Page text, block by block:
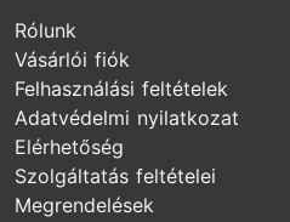
Rólunk
Vásárlói fiók
Felhasználási feltételek
Adatvédelmi nyilatkozat
Elérhetőség
Szolgáltatás feltételei
Megrendelések